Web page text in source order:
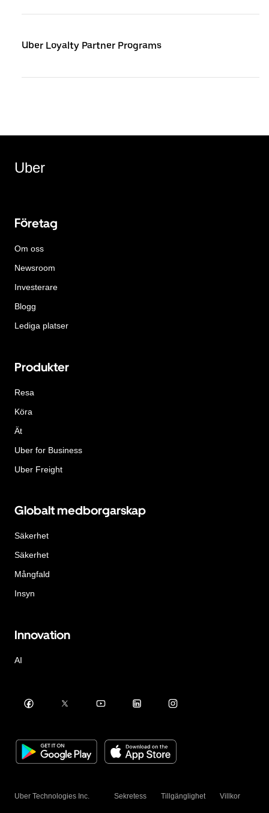
Uber Loyalty Partner Programs
Uber
Företag
Om oss
Newsroom
Investerare
Blogg
Lediga platser
Produkter
Resa
Köra
Ät
Uber for Business
Uber Freight
Globalt medborgarskap
Säkerhet
Säkerhet
Mångfald
Insyn
Innovation
AI
Uber Technologies Inc. Sekretess Tillgänglighet Villkor